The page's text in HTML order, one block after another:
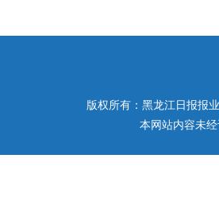
版权所有：黑龙江日报报
本网站内容未